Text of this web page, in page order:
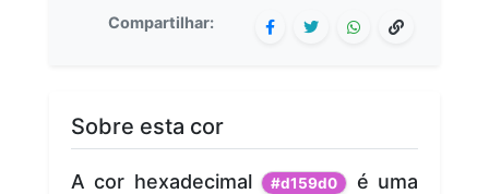
Compartilhar:
Sobre esta cor
A cor hexadecimal #d159d0
é uma